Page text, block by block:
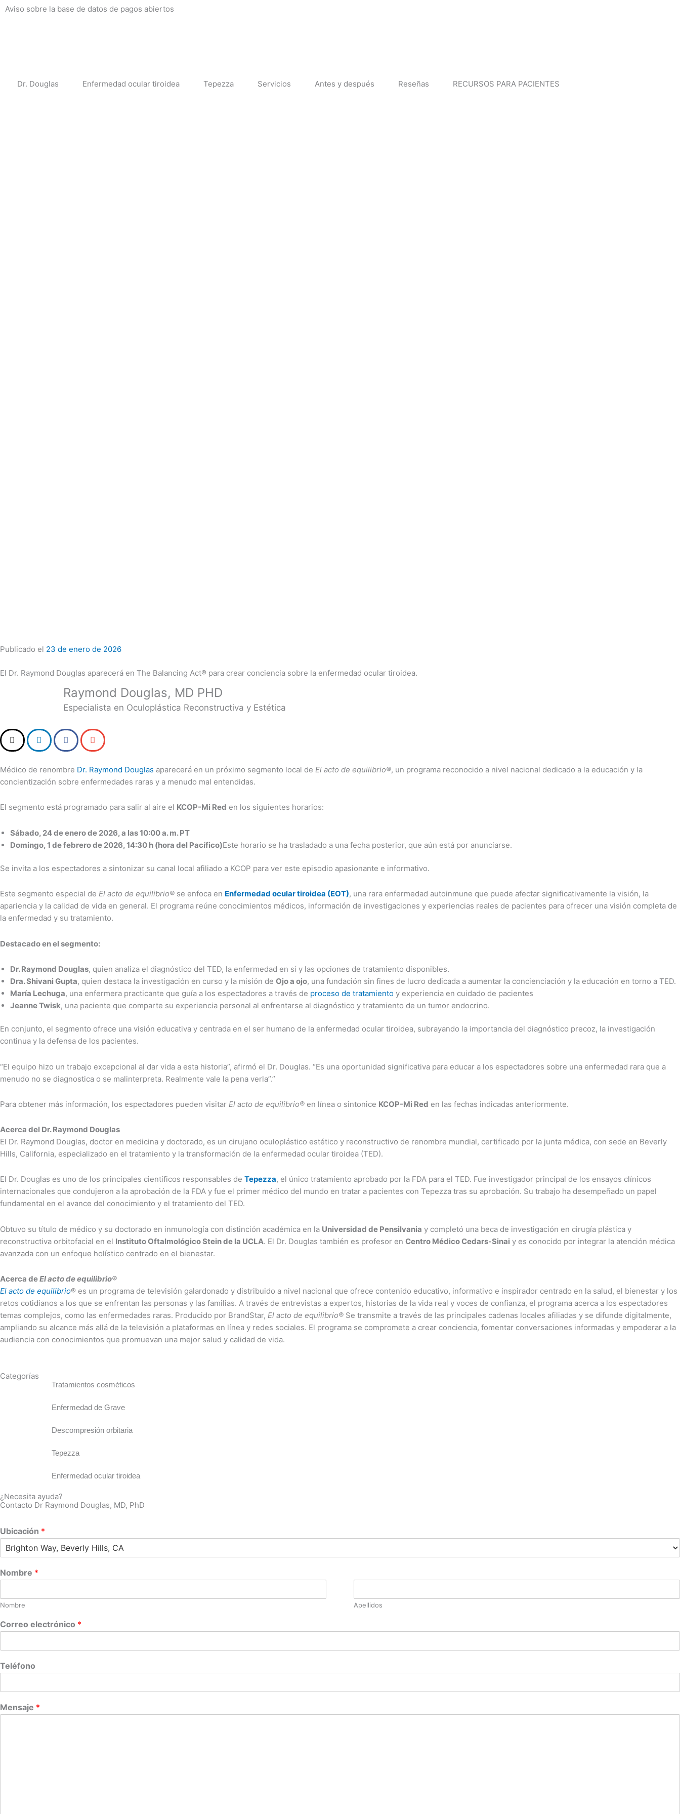
Aviso sobre la base de datos de pagos abiertos
Dr. Douglas Enfermedad ocular tiroidea Tepezza Servicios Antes y después Reseñas RECURSOS PARA PACIENTES
Publicado el 23 de enero de 2026
El Dr. Raymond Douglas aparecerá en The Balancing Act® para crear conciencia sobre la enfermedad ocular tiroidea.
Raymond Douglas, MD PHD
Especialista en Oculoplástica Reconstructiva y Estética
Médico de renombre Dr. Raymond Douglas aparecerá en un próximo segmento local de El acto de equilibrio®, un programa reconocido a nivel nacional dedicado a la educación y la
concientización sobre enfermedades raras y a menudo mal entendidas.
El segmento está programado para salir al aire el KCOP-Mi Red en los siguientes horarios:
Sábado, 24 de enero de 2026, a las 10:00 a. m. PT
Domingo, 1 de febrero de 2026, 14:30 h (hora del Pacífico)Este horario se ha trasladado a una fecha posterior, que aún está por anunciarse.
Se invita a los espectadores a sintonizar su canal local afiliado a KCOP para ver este episodio apasionante e informativo.
Este segmento especial de El acto de equilibrio® se enfoca en Enfermedad ocular tiroidea (EOT), una rara enfermedad autoinmune que puede afectar significativamente la visión, la
apariencia y la calidad de vida en general. El programa reúne conocimientos médicos, información de investigaciones y experiencias reales de pacientes para ofrecer una visión completa de
la enfermedad y su tratamiento.
Destacado en el segmento:
Dr. Raymond Douglas, quien analiza el diagnóstico del TED, la enfermedad en sí y las opciones de tratamiento disponibles.
Dra. Shivani Gupta, quien destaca la investigación en curso y la misión de Ojo a ojo, una fundación sin fines de lucro dedicada a aumentar la concienciación y la educación en torno a TED.
María Lechuga, una enfermera practicante que guía a los espectadores a través de proceso de tratamiento y experiencia en cuidado de pacientes
Jeanne Twisk, una paciente que comparte su experiencia personal al enfrentarse al diagnóstico y tratamiento de un tumor endocrino.
En conjunto, el segmento ofrece una visión educativa y centrada en el ser humano de la enfermedad ocular tiroidea, subrayando la importancia del diagnóstico precoz, la investigación
continua y la defensa de los pacientes.
“El equipo hizo un trabajo excepcional al dar vida a esta historia”, afirmó el Dr. Douglas. “Es una oportunidad significativa para educar a los espectadores sobre una enfermedad rara que a
menudo no se diagnostica o se malinterpreta. Realmente vale la pena verla”.”
Para obtener más información, los espectadores pueden visitar El acto de equilibrio® en línea o sintonice KCOP-Mi Red en las fechas indicadas anteriormente.
Acerca del Dr. Raymond Douglas
El Dr. Raymond Douglas, doctor en medicina y doctorado, es un cirujano oculoplástico estético y reconstructivo de renombre mundial, certificado por la junta médica, con sede en Beverly
Hills, California, especializado en el tratamiento y la transformación de la enfermedad ocular tiroidea (TED).
El Dr. Douglas es uno de los principales científicos responsables de Tepezza, el único tratamiento aprobado por la FDA para el TED. Fue investigador principal de los ensayos clínicos
internacionales que condujeron a la aprobación de la FDA y fue el primer médico del mundo en tratar a pacientes con Tepezza tras su aprobación. Su trabajo ha desempeñado un papel
fundamental en el avance del conocimiento y el tratamiento del TED.
Obtuvo su título de médico y su doctorado en inmunología con distinción académica en la Universidad de Pensilvania y completó una beca de investigación en cirugía plástica y
reconstructiva orbitofacial en el Instituto Oftalmológico Stein de la UCLA. El Dr. Douglas también es profesor en Centro Médico Cedars-Sinai y es conocido por integrar la atención médica
avanzada con un enfoque holístico centrado en el bienestar.
Acerca deEl acto de equilibrio®
El acto de equilibrio® es un programa de televisión galardonado y distribuido a nivel nacional que ofrece contenido educativo, informativo e inspirador centrado en la salud, el bienestar y los
retos cotidianos a los que se enfrentan las personas y las familias. A través de entrevistas a expertos, historias de la vida real y voces de confianza, el programa acerca a los espectadores
temas complejos, como las enfermedades raras. Producido por BrandStar, El acto de equilibrio® Se transmite a través de las principales cadenas locales afiliadas y se difunde digitalmente,
ampliando su alcance más allá de la televisión a plataformas en línea y redes sociales. El programa se compromete a crear conciencia, fomentar conversaciones informadas y empoderar a la
audiencia con conocimientos que promuevan una mejor salud y calidad de vida.
Categorías
Tratamientos cosméticos
Enfermedad de Grave
Descompresión orbitaria
Tepezza
Enfermedad ocular tiroidea
¿Necesita ayuda?
Contacto Dr Raymond Douglas, MD, PhD
Ubicación *
Nombre *
Nombre Apellidos
Correo electrónico *
Teléfono
Mensaje *